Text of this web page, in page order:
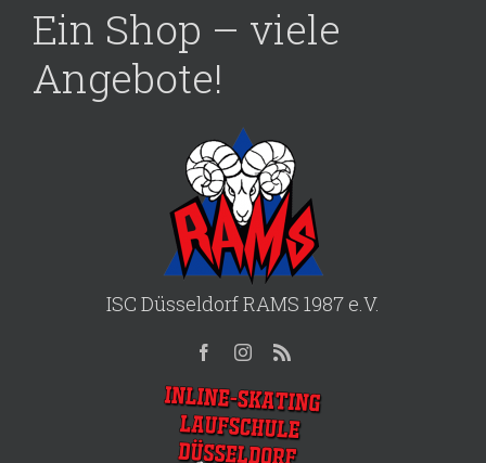
Ein Shop – viele
Angebote!
ISC Düsseldorf RAMS 1987 e.V.